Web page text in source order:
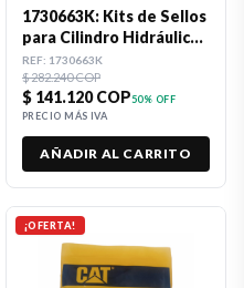
1730663K: Kits de Sellos
para Cilindro Hidráulico
Caterpillar
REF: 1730663K
$ 282.240 COP
$ 141.120 COP50% OFF
PRECIO MÁS IVA
AÑADIR AL CARRITO
¡OFERTA!